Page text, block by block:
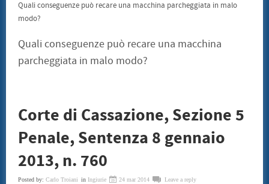
STAMPE LITOGRAFIE E SERIGRAFIE
ARCHITETTI
TERMOIDRAULICA
FINANZIAMENTI
EVENTI
Quali conseguenze può recare una macchina parcheggiata in malo
modo?
Quali conseguenze può recare una macchina
parcheggiata in malo modo?
Corte di Cassazione, Sezione 5
Penale, Sentenza 8 gennaio
2013, n. 760
Posted by: Carlo Troiani in Ingiurie 24 mar 2014
Leave a reply